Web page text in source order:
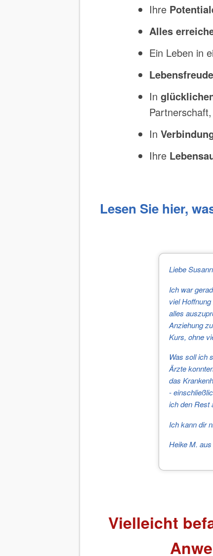
Ihre
Alles
Ein Leben in
In
In
Ihre
Lesen Sie hier,
Liebe
Ich war
viel
alles
Anziehung
Kurs, ohne
Was soll ich
Ärzte
das
-
ich den Rest
Ich kann dir
Heike M.
Vielleicht